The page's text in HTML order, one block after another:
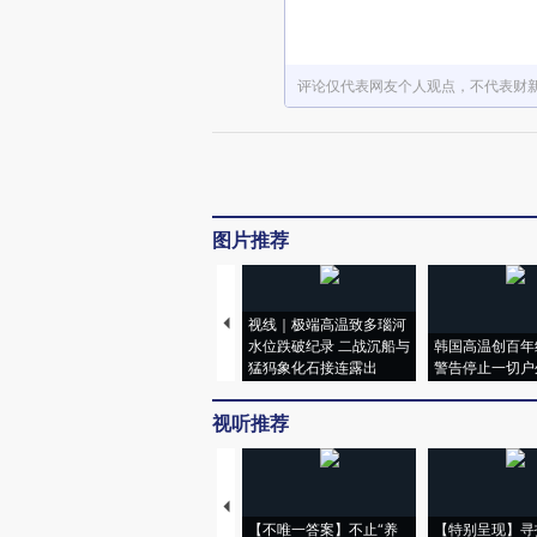
评论仅代表网友个人观点，不代表财
图片推荐
视线｜极端高温致多瑙河
水位跌破纪录 二战沉船与
猛犸象化石接连露出
韩国高温创百
警告停止一切
视听推荐
【不唯一答案】不止“养 【特别呈现】